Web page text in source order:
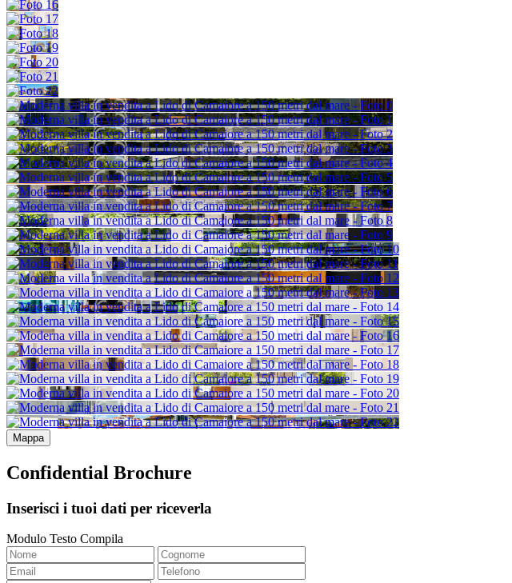
Mappa
Confidential Brochure
Inserisci i tuoi dati per riceverla
Modulo Testo Compila